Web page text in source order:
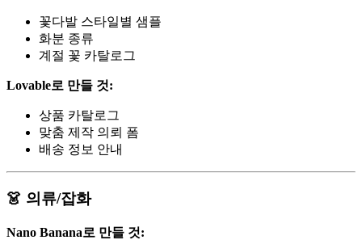
꽃다발 스타일별 샘플
화분 종류
계절 꽃 카탈로그
Lovable로 만들 것:
상품 카탈로그
맞춤 제작 의뢰 폼
배송 정보 안내
👗 의류/잡화
Nano Banana로 만들 것: